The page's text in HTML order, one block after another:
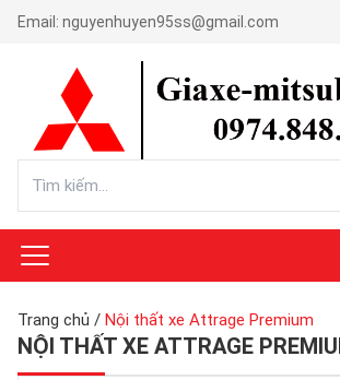
Email: nguyenhuyen95ss@gmail.com
Trang chủ / Nội thất xe Attrage Premium
NỘI THẤT XE ATTRAGE